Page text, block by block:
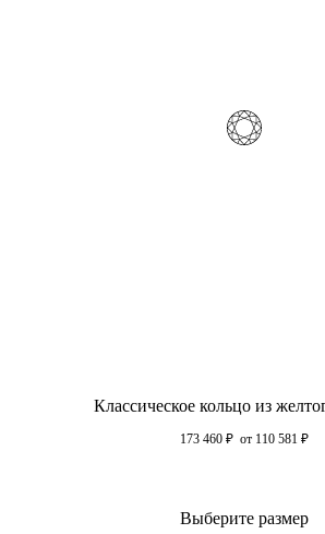
Классическое кольцо из
173 460 ₽ от 110 581 ₽
Выберите размер